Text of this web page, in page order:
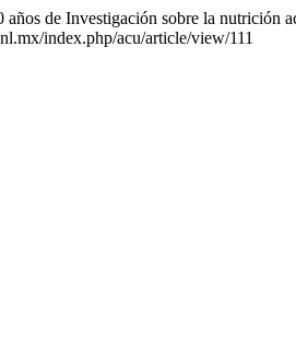
de Investigación sobre la nutrición
index.php/acu/article/view/111